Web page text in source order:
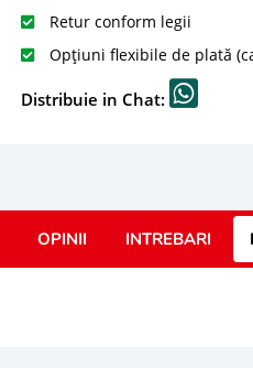
Retur conform legii
Opțiuni flexibile de plată
Distribuie in Chat:
OPINII INTREBARI